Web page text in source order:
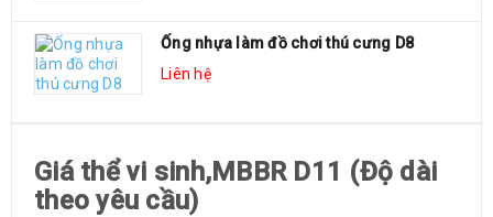
Ống nhựa làm đồ chơi thú cưng D8
Liên hệ
MÔ TẢ SẢN PHẨM
Giá thể vi sinh,MBBR D11 (Độ dài
theo yêu cầu)